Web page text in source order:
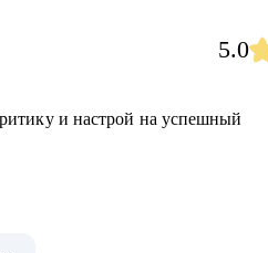
5.0
и настрой на успешный